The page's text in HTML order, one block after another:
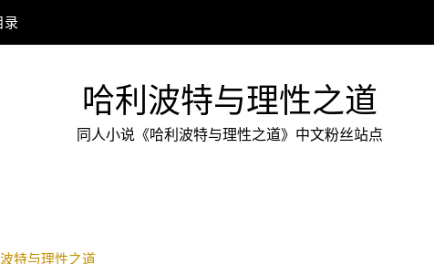
录
哈利波特与理性之道
同人小说《哈利波特与理性之道》中文粉丝站点
特与理性之道